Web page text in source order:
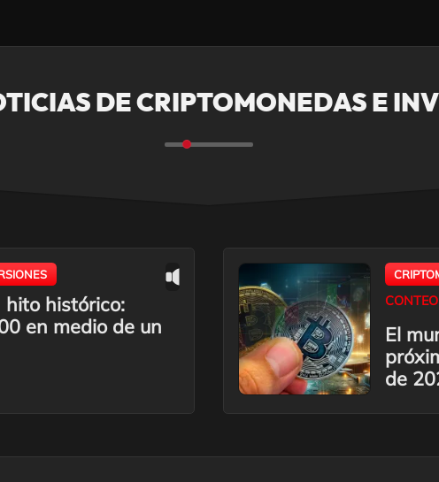
DE CRIPTOMONEDAS E
hito histórico:
en medio de un
El
de